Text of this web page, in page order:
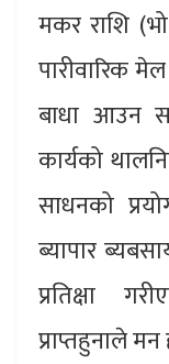
मकर राशि
पारीवारिक
बाधा आउन
कार्यको
साधनको
ब्यापार
प्रतिक्षा
प्राप्तहुनाले